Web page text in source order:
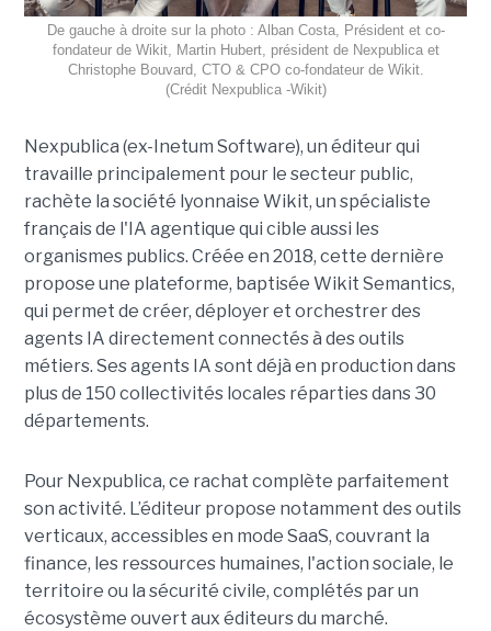
De gauche à droite sur la photo : Alban Costa, Président et co-
fondateur de Wikit, Martin Hubert, président de Nexpublica et
Christophe Bouvard, CTO & CPO co-fondateur de Wikit.
(Crédit Nexpublica -Wikit)
Nexpublica (ex-Inetum Software), un éditeur qui
travaille principalement pour le secteur public,
rachète la société lyonnaise Wikit, un spécialiste
français de l'IA agentique qui cible aussi les
organismes publics. Créée en 2018, cette dernière
propose une plateforme, baptisée Wikit Semantics,
qui permet de créer, déployer et orchestrer des
agents IA directement connectés à des outils
métiers. Ses agents IA sont déjà en production dans
plus de 150 collectivités locales réparties dans 30
départements.
Pour Nexpublica, ce rachat complète parfaitement
son activité. L’éditeur propose notamment des outils
verticaux, accessibles en mode SaaS, couvrant la
finance, les ressources humaines, l'action sociale, le
territoire ou la sécurité civile, complétés par un
écosystème ouvert aux éditeurs du marché.